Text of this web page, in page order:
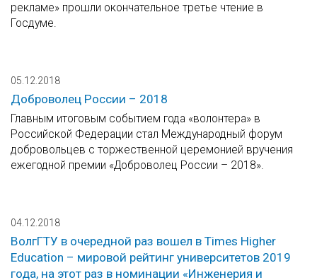
рекламе» прошли окончательное третье чтение в
Госдуме.
05.12.2018
Доброволец России – 2018
Главным итоговым событием года «волонтера» в
Российской Федерации стал Международный форум
добровольцев с торжественной церемонией вручения
ежегодной премии «Доброволец России – 2018».
04.12.2018
ВолгГТУ в очередной раз вошел в Times Higher
Education – мировой рейтинг университетов 2019
года, на этот раз в номинации «Инженерия и